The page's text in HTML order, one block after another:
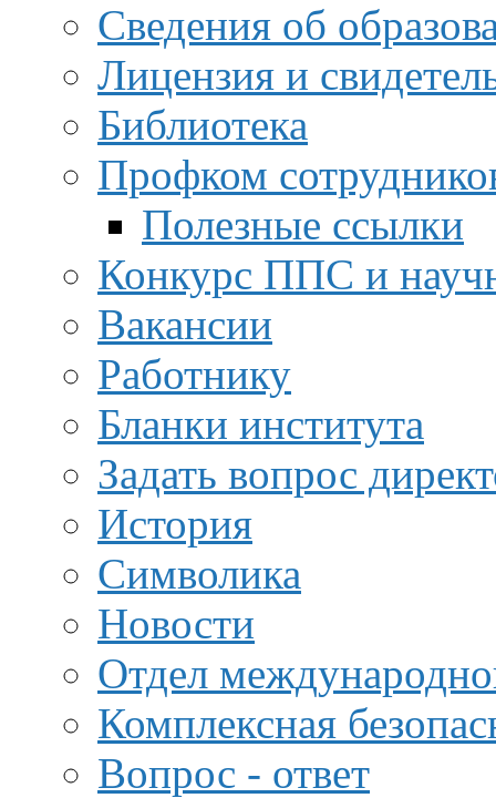
Сведения об
Лицензия и
Библиотека
Профком
Полезные ссылки
Конкурс ППС и
Вакансии
Работнику
Бланки института
Задать вопрос
История
Символика
Новости
Отдел
Комплексная
Вопрос - ответ